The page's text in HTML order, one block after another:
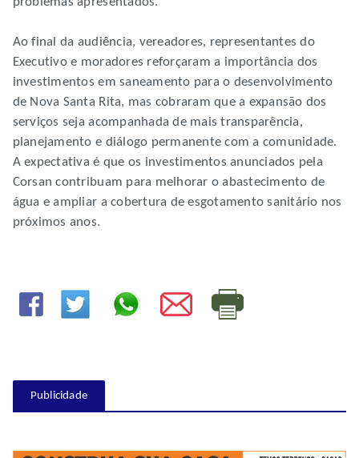
Ao final da audiência, vereadores, representantes do
Executivo e moradores reforçaram a importância dos
investimentos em saneamento para o desenvolvimento
de Nova Santa Rita, mas cobraram que a expansão dos
serviços seja acompanhada de mais transparência,
planejamento e diálogo permanente com a comunidade.
A expectativa é que os investimentos anunciados pela
Corsan contribuam para melhorar o abastecimento de
água e ampliar a cobertura de esgotamento sanitário nos
próximos anos.
Publicidade